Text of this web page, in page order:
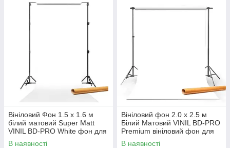
Вініловий Фон 1.5 х 1.6 м
білий матовий Super Matt
VINIL BD-PRO White фон для
фото/на картонній трубі
В наявності
Вініловий фон 2.0 х 2.5 м
Білий Матовий VINIL BD-PRO
Premium вініловий фон для
фото, відео студійний
В наявності